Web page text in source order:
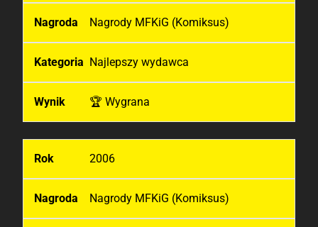
Nagrody MFKiG (Komiksus)
Najlepszy wydawca
🏆 Wygrana
2006
Nagrody MFKiG (Komiksus)